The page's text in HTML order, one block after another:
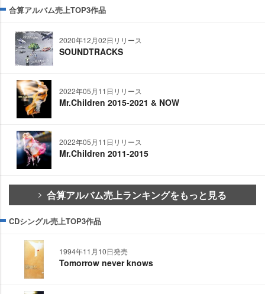
合算アルバム売上TOP3作品
2020年12月02日リリース
SOUNDTRACKS
2022年05月11日リリース
Mr.Children 2015-2021 & NOW
2022年05月11日リリース
Mr.Children 2011-2015
合算アルバム売上ランキングをもっと見る
CDシングル売上TOP3作品
1994年11月10日発売
Tomorrow never knows